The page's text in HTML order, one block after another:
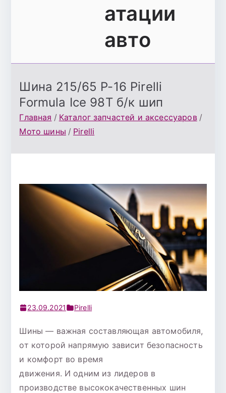
атации
авто
Шина 215/65 Р-16 Pirelli
Formula Ice 98T б/к шип
Главная
Каталог запчастей и аксессуаров
Мото шины
Pirelli
23.09.2021 Pirelli
Шины — важная составляющая автомобиля,
от которой напрямую зависит безопасность
и комфорт во время
движения. И одним из лидеров в
производстве высококачественных шин